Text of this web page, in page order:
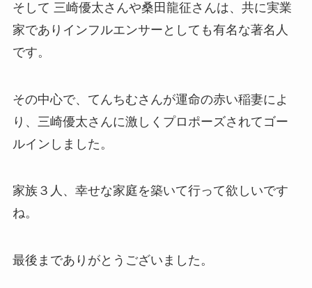
そして 三崎優太さんや桑田龍征さんは、共に実業
家でありインフルエンサーとしても有名な著名人
です。
その中心で、てんちむさんが運命の赤い稲妻によ
り、三崎優太さんに激しくプロポーズされてゴー
ルインしました。
家族３人、幸せな家庭を築いて行って欲しいです
ね。
最後までありがとうございました。